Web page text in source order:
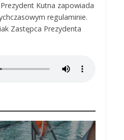
Kutna zapowiada
regulaminie.
Zastępca Prezydenta